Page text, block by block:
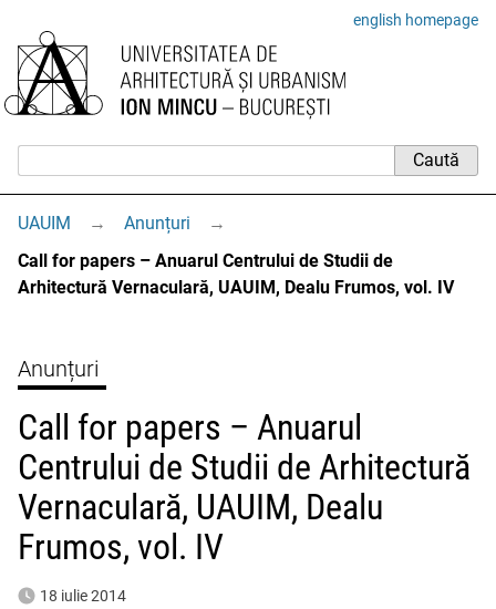
english homepage
UAUIM → Anunțuri
→
Call for papers – Anuarul Centrului de Studii de
Arhitectură Vernaculară, UAUIM, Dealu Frumos, vol. IV
Anunțuri
Call for papers – Anuarul
Centrului de Studii de Arhitectură
Vernaculară, UAUIM, Dealu
Frumos, vol. IV
18 iulie 2014